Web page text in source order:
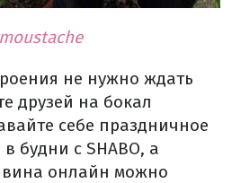
не нужно ждать
друзей на бокал
себе праздничное
будни с SHABO, а
вина онлайн можно